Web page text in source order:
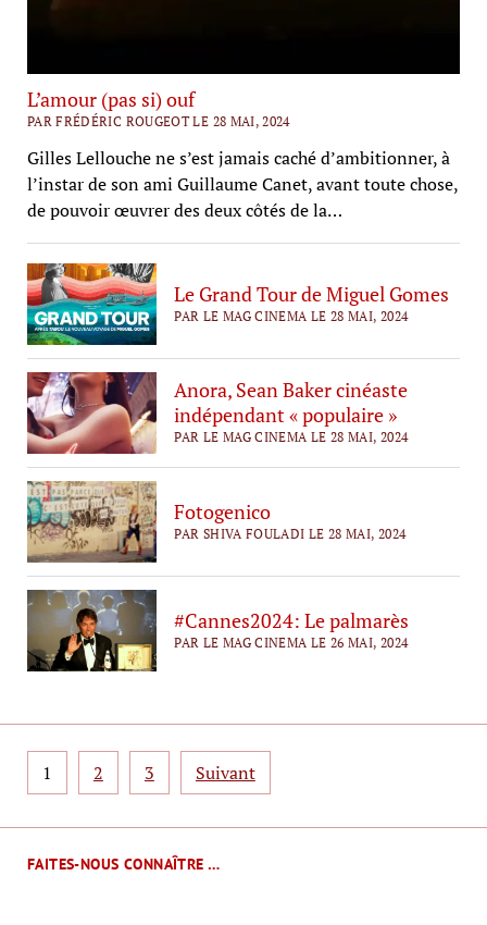
FAITES-NOUS CONNAÎTRE …
L’amour (pas si) ouf
PAR FRÉDÉRIC ROUGEOT LE 28 MAI, 2024
Gilles Lellouche ne s’est jamais caché d’ambitionner, à
l’instar de son ami Guillaume Canet, avant toute chose,
de pouvoir œuvrer des deux côtés de la…
Le Grand Tour de Miguel Gomes
PAR LE MAG CINEMA LE 28 MAI, 2024
Anora, Sean Baker cinéaste
indépendant « populaire »
PAR LE MAG CINEMA LE 28 MAI, 2024
Fotogenico
PAR SHIVA FOULADI LE 28 MAI, 2024
#Cannes2024: Le palmarès
PAR LE MAG CINEMA LE 26 MAI, 2024
Pagination
des
1 2 3 Suivant